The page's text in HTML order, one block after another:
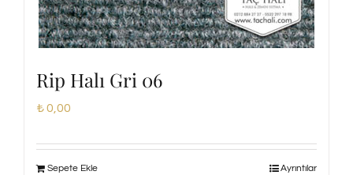
Rip Halı Gri 06
₺0,00
Sepete Ekle Ayrıntılar